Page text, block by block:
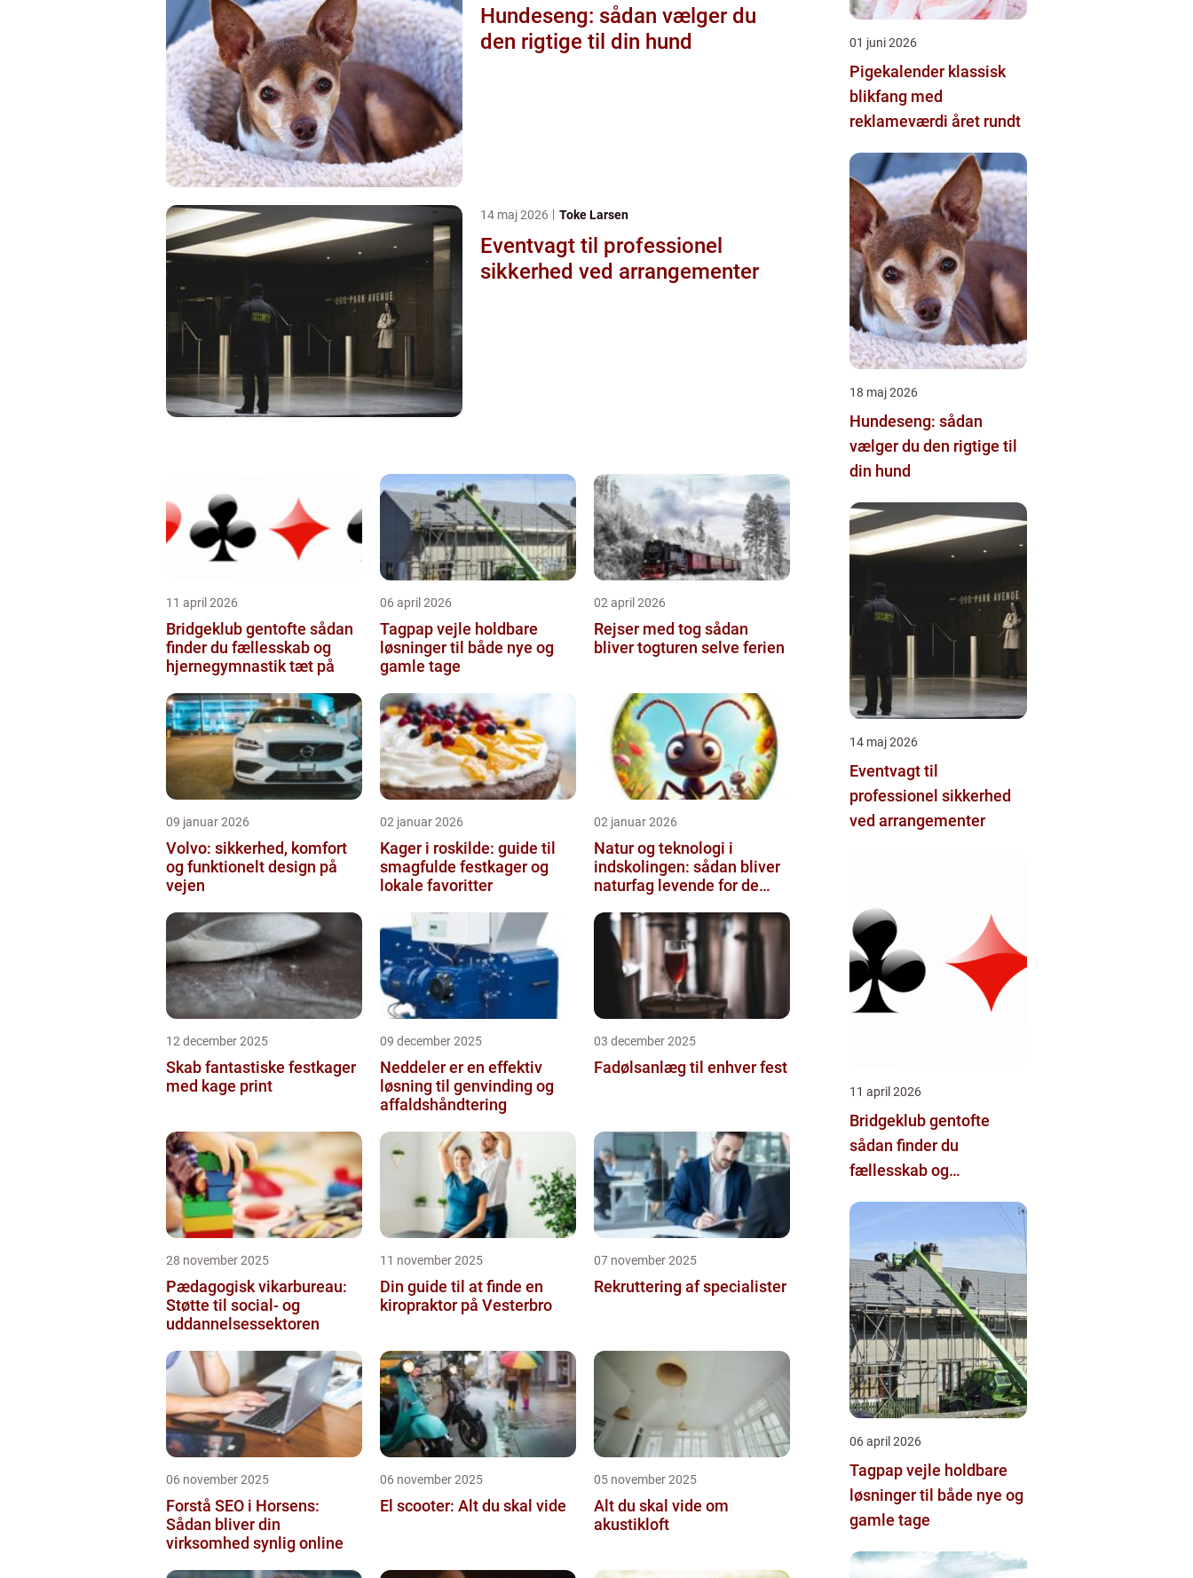
Hundeseng: sådan vælger du
den rigtige til din hund
14 maj 2026 Toke Larsen
Eventvagt til professionel
sikkerhed ved arrangementer
11 april 2026
Bridgeklub gentofte sådan
finder du fællesskab og
hjernegymnastik tæt på
06 april 2026
Tagpap vejle holdbare
løsninger til både nye og
gamle tage
02 april 2026
Rejser med tog sådan
bliver togturen selve ferien
09 januar 2026
Volvo: sikkerhed, komfort
og funktionelt design på
vejen
02 januar 2026
Kager i roskilde: guide til
smagfulde festkager og
lokale favoritter
02 januar 2026
Natur og teknologi i
indskolingen: sådan bliver
naturfag levende for de
12 december 2025
Skab fantastiske festkager
med kage print
09 december 2025
Neddeler er en effektiv
løsning til genvinding og
affaldshåndtering
03 december 2025
Fadølsanlæg til enhver fest
28 november 2025
Pædagogisk vikarbureau:
Støtte til social- og
uddannelsessektoren
11 november 2025
Din guide til at finde en
kiropraktor på Vesterbro
07 november 2025
Rekruttering af specialister
06 november 2025
Forstå SEO i Horsens:
Sådan bliver din
virksomhed synlig online
06 november 2025
El scooter: Alt du skal vide
05 november 2025
Alt du skal vide om
akustikloft
01 juni 2026
Pigekalender klassisk
blikfang med
reklameværdi året rundt
18 maj 2026
Hundeseng: sådan
vælger du den rigtige til
din hund
14 maj 2026
Eventvagt til
professionel sikkerhed
ved arrangementer
11 april 2026
Bridgeklub gentofte
sådan finder du
fællesskab og
06 april 2026
Tagpap vejle holdbare
løsninger til både nye og
gamle tage